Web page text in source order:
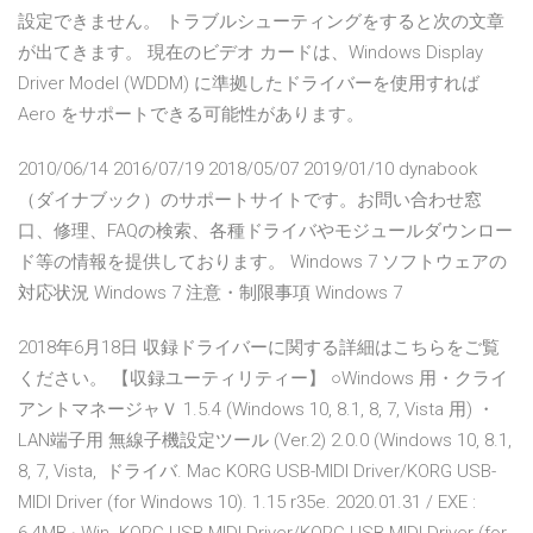
設定できません。 トラブルシューティングをすると次の文章
が出てきます。 現在のビデオ カードは、Windows Display
Driver Model (WDDM) に準拠したドライバーを使用すれば
Aero をサポートできる可能性があります。
2010/06/14 2016/07/19 2018/05/07 2019/01/10 dynabook
（ダイナブック）のサポートサイトです。お問い合わせ窓
口、修理、FAQの検索、各種ドライバやモジュールダウンロー
ド等の情報を提供しております。 Windows 7 ソフトウェアの
対応状況 Windows 7 注意・制限事項 Windows 7
2018年6月18日 収録ドライバーに関する詳細はこちらをご覧
ください。 【収録ユーティリティー】 ○Windows 用・クライ
アントマネージャＶ 1.5.4 (Windows 10, 8.1, 8, 7, Vista 用) ・
LAN端子用 無線子機設定ツール (Ver.2) 2.0.0 (Windows 10, 8.1,
8, 7, Vista, ドライバ. Mac KORG USB-MIDI Driver/KORG USB-
MIDI Driver (for Windows 10). 1.15 r35e. 2020.01.31 / EXE :